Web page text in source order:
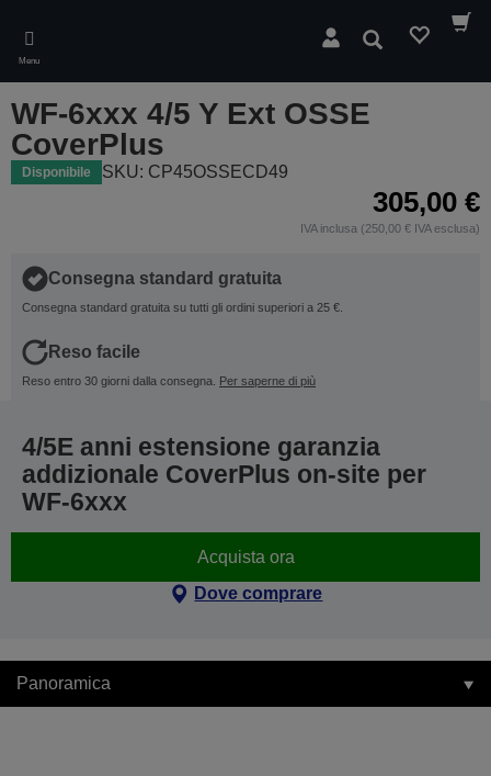
main
content
Menu
Cerca
WF-6xxx 4/5 Y Ext OSSE
CoverPlus
Disponibile SKU: CP45OSSECD49
305,00 €
IVA inclusa (250,00 € IVA esclusa)
Consegna standard gratuita
Consegna standard gratuita su tutti gli ordini superiori a 25 €.
Reso facile
Reso entro 30 giorni dalla consegna. Per saperne di più
4/5E anni estensione garanzia
addizionale CoverPlus on-site per
WF-6xxx
Acquista ora
Dove comprare
Panoramica